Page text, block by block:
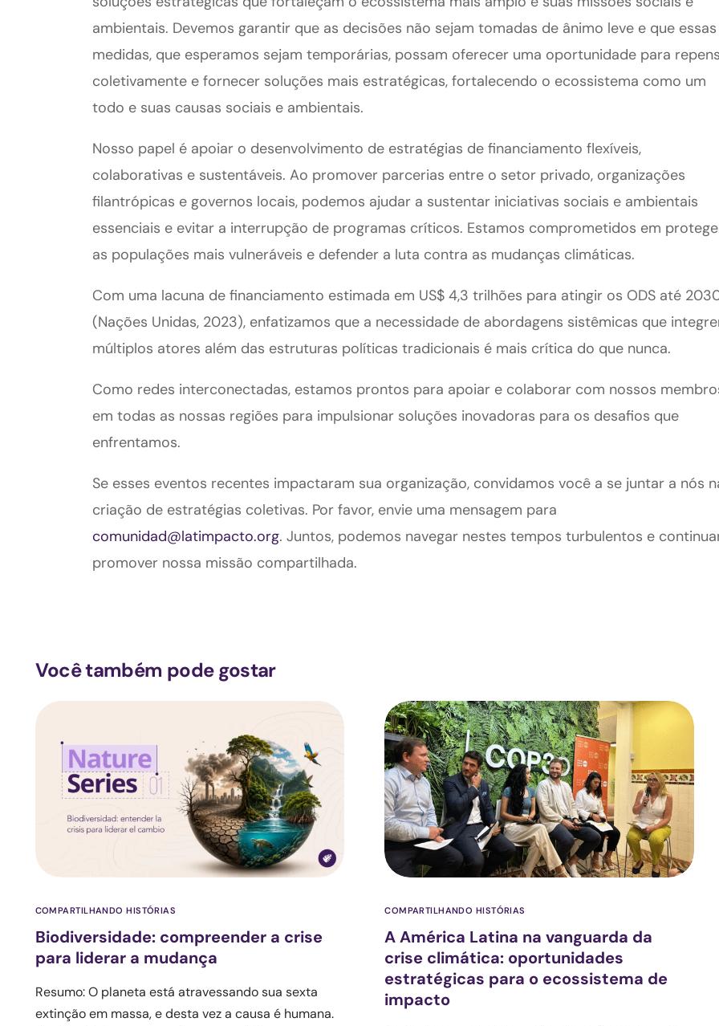
ambientais. Devemos garantir que as decisões não sejam tomadas de ânimo leve e que essas
medidas, que esperamos sejam temporárias, possam oferecer uma oportunidade para
coletivamente e fornecer soluções mais estratégicas, fortalecendo o ecossistema como um
todo e suas causas sociais e ambientais.
Nosso papel é apoiar o desenvolvimento de estratégias de financiamento flexíveis,
colaborativas e sustentáveis. Ao promover parcerias entre o setor privado, organizações
filantrópicas e governos locais, podemos ajudar a sustentar iniciativas sociais e ambientais
essenciais e evitar a interrupção de programas críticos. Estamos comprometidos em
as populações mais vulneráveis ​​e defender a luta contra as mudanças climáticas.
Com uma lacuna de financiamento estimada em US$ 4,3 trilhões para atingir os ODS até
(Nações Unidas, 2023), enfatizamos que a necessidade de abordagens sistêmicas que
múltiplos atores além das estruturas políticas tradicionais é mais crítica do que nunca.
Como redes interconectadas, estamos prontos para apoiar e colaborar com nossos
em todas as nossas regiões para impulsionar soluções inovadoras para os desafios que
enfrentamos.
Se esses eventos recentes impactaram sua organização, convidamos você a se juntar a nós
criação de estratégias coletivas. Por favor, envie uma mensagem para
comunidad@latimpacto.org. Juntos, podemos navegar nestes tempos turbulentos e
promover nossa missão compartilhada.
Você também pode gostar
COMPARTILHANDO HISTÓRIAS
Biodiversidade: compreender a crise
para liderar a mudança
Resumo: O planeta está atravessando sua sexta
extinção em massa, e desta vez a causa é humana.
COMPARTILHANDO HISTÓRIAS
A América Latina na vanguarda da
crise climática: oportunidades
estratégicas para o ecossistema de
impacto